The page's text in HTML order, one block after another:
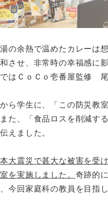
の余熱で温めたカレーは
させ、非常時の幸福感に
はＣｏＣｏ壱番屋監修 尾
ら学生に、「この防災教
た、「食品ロスを削減す
えました。
大震災で甚大な被害を受
を実施しました。 奇跡的
今回家庭科の教員を目指